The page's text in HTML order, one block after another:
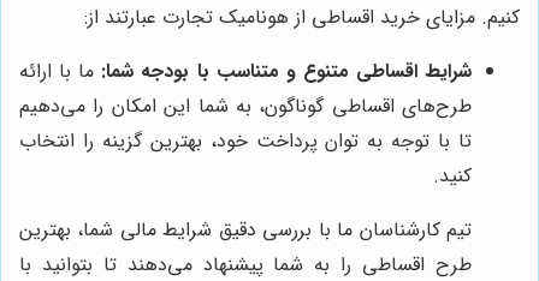
کنیم. مزایای خرید اقساطی از هونامیک تجارت عبارتند از:
شرایط اقساطی متنوع و متناسب با بودجه شما: ما با ارائه
طرح‌های اقساطی گوناگون، به شما این امکان را می‌دهیم
تا با توجه به توان پرداخت خود، بهترین گزینه را انتخاب
کنید.
تیم کارشناسان ما با بررسی دقیق شرایط مالی شما، بهترین
طرح اقساطی را به شما پیشنهاد می‌دهند تا بتوانید با